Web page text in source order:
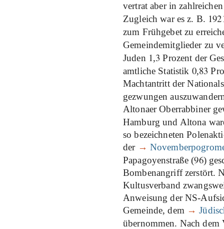
vertrat aber in
Zugleich war es z. B.
zum Frühgebet zu
Gemeindemitglieder zu
Juden 1,3 Prozent der
amtliche Statistik 0,83
Machtantritt der
gezwungen
Altonaer Oberrabbiner
Hamburg und Altona
so bezeichneten
der →
Papagoyenstraße (96)
Bombenangriff zerstört.
Kultusverband
Anweisung der NS-
Gemeinde, dem →
übernommen. Nach